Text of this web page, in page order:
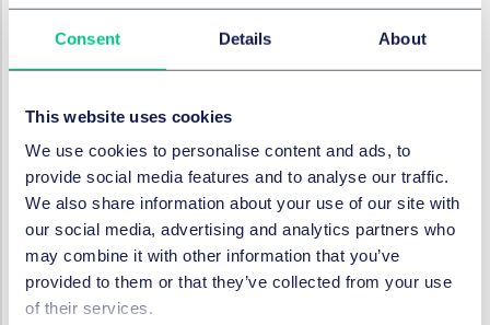
Consent Details About
This website uses cookies
We use cookies to personalise content and ads, to
provide social media features and to analyse our traffic.
We also share information about your use of our site with
our social media, advertising and analytics partners who
may combine it with other information that you’ve
provided to them or that they’ve collected from your use
of their services.
Hasbro ausdrücklich hingewiesen hatte. Ungeklärt ist
allerdings, welchen konkreten Einfluss Hasbros
umfangreiche Einlassungen im Rahmen der mündlichen
lässt sich wenig darüber sagen, wie das EUIPO oder die
europäischen Gerichte solche Fälle handhaben
werden, in denen entsprechende Informationen über
die Motivationslage der Anmelderin fehlen.
RECHTSGEBIETE UND GRUPPEN
Marken & Werbung